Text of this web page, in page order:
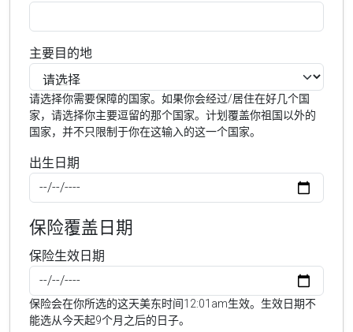
主要目的地
请选择你需要保障的国家。如果你会经过/居住在好几个国
家，请选择你主要逗留的那个国家。计划覆盖你祖国以外的
国家，并不只限制于你在这输入的这一个国家。
出生日期
保险覆盖日期
保险生效日期
保险会在你所选的这天美东时间12:01am生效。生效日期不
能选从今天起9个月之后的日子。